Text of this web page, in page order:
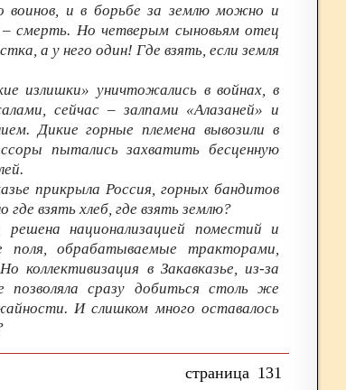
воинов, и в борьбе за землю можно и
смерть. Но четверым сыновьям отец
а у него один! Где взять, если земля
излишки» уничтожались в войнах, в
сейчас – залпами «Алазаней» и
Дикие горные племена вывозили в
пытались захватить бесценную
прикрыла Россия, горных бандитов
где взять хлеб, где взять землю?
национализацией поместий и
поля, обрабатываемые тракторами,
коллективизация в Закавказье, из-за
позволяла сразу добиться столь же
И слишком много оставалось
131